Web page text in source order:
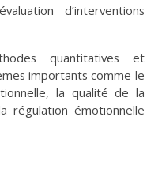
d’interventions
quantitatives et
importants comme le
la qualité de la
régulation émotionnelle